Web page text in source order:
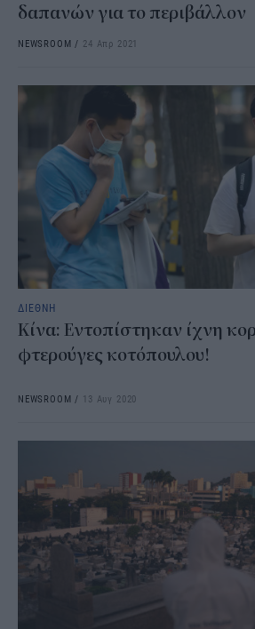
δαπανών για το περιβάλλον
NEWSROOM / 24 Απρ 2021
ΔΙΕΘΝΗ
Κίνα: Εντοπίστηκαν ίχνη
φτερούγες κοτόπουλου!
NEWSROOM / 13 Αυγ 2020